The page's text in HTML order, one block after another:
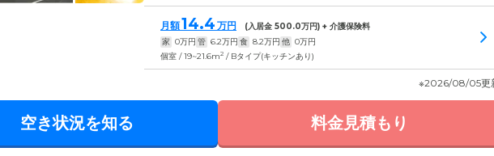
月額14.4 万円 (入居金 500.0万円) + 介護保険料
家 0万円 管 6.2万円 食 8.2万円 他 0万円
個室 / 19~21.6m2 / Bタイプ(キッチンあり)
※2026/08/05更
空き状況を知る 料金見積もり